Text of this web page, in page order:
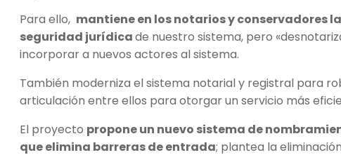
Para ello, mantiene en los notarios y conservadores
seguridad jurídicade nuestro sistema, pero
incorporar a nuevos actores al sistema.
También moderniza el sistema notarial y registral para
articulación entre ellos para otorgar un servicio más
El proyecto propone un nuevo sistema de
que elimina barreras de entrada; plantea la